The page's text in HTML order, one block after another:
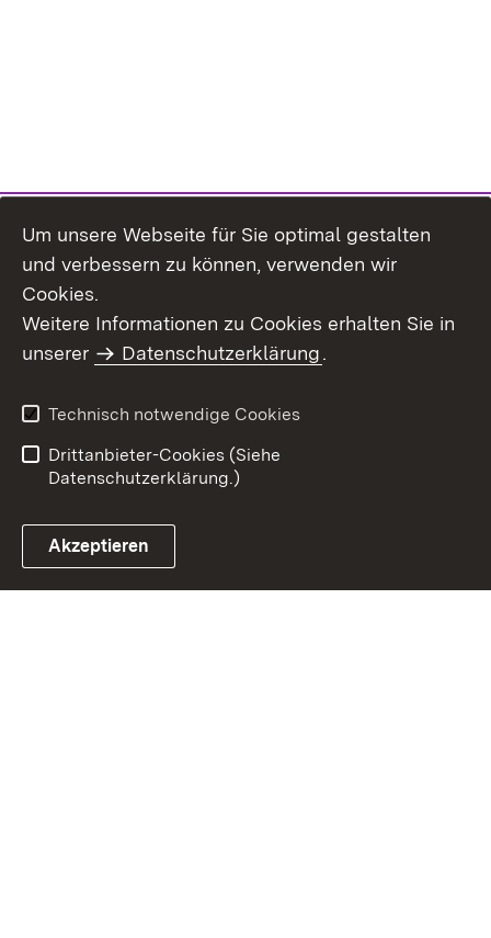
Benutzungshinweise
Erklärung zur
Um unsere Webseite für Sie optimal gestalten
und verbessern zu können, verwenden wir
Cookies.
Weitere Informationen zu Cookies erhalten Sie in
unserer
Datenschutzerklärung.
Technisch notwendige Cookies
Drittanbieter-Cookies (Siehe
Datenschutzerklärung.)
Akzeptieren